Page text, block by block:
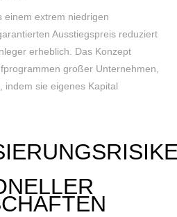
einem extrem niedrigen
Ausstiegspreis reduziert
erheblich. Das Konzept
großer Unternehmen,
indem sie eigenes Kapital